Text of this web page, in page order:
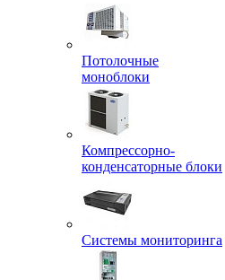
Потолочные
моноблоки
Компрессорно-
конденсаторные блоки
Системы мониторинга